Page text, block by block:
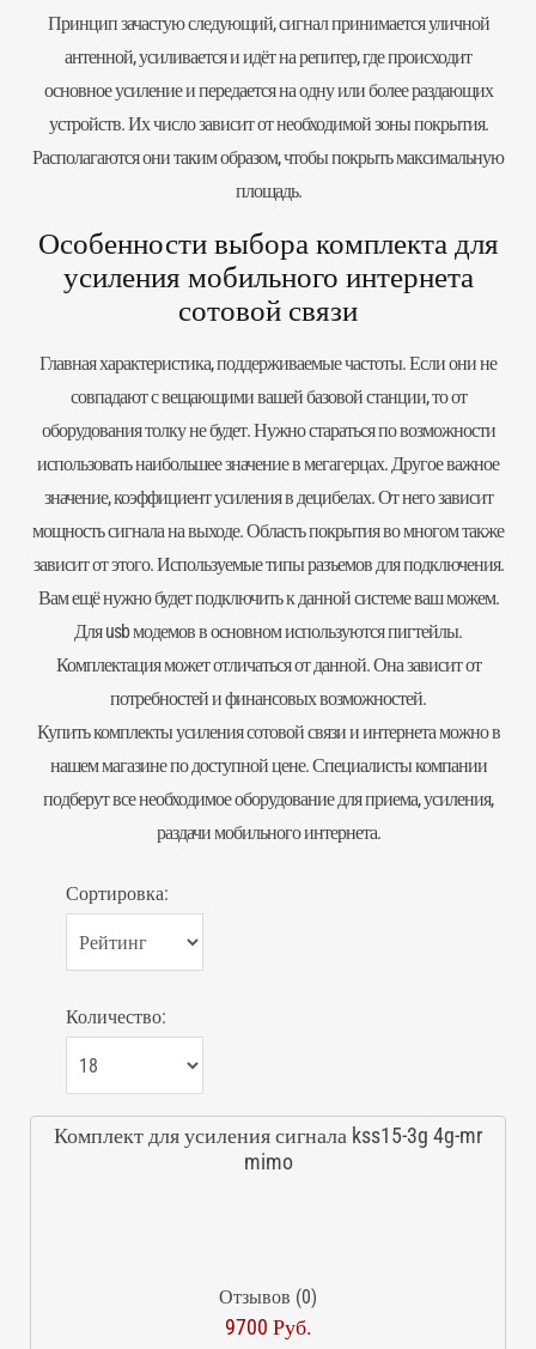
Принцип зачастую следующий, сигнал принимается уличной
антенной, усиливается и идёт на репитер, где происходит
основное усиление и передается на одну или более раздающих
устройств. Их число зависит от необходимой зоны покрытия.
Располагаются они таким образом, чтобы покрыть максимальную
площадь.
Особенности выбора комплекта для
усиления мобильного интернета
сотовой связи
Главная характеристика, поддерживаемые частоты. Если они не
совпадают с вещающими вашей базовой станции, то от
оборудования толку не будет. Нужно стараться по возможности
использовать наибольшее значение в мегагерцах. Другое важное
значение, коэффициент усиления в децибелах. От него зависит
мощность сигнала на выходе. Область покрытия во многом также
зависит от этого. Используемые типы разъемов для подключения.
Вам ещё нужно будет подключить к данной системе ваш можем.
Дляusb модемовв основном используются пигтейлы.
Комплектация может отличаться от данной. Она зависит от
потребностей и финансовых возможностей.
Купить комплекты усиления сотовой связи и интернета можно в
нашем магазине по доступной цене. Специалисты компании
подберут все необходимое оборудование для приема, усиления,
раздачи мобильного интернета.
Сортировка:
Количество:
Комплект для усиления сигнала kss15-3g 4g-mr
mimo
Отзывов (0)
9700 Руб.